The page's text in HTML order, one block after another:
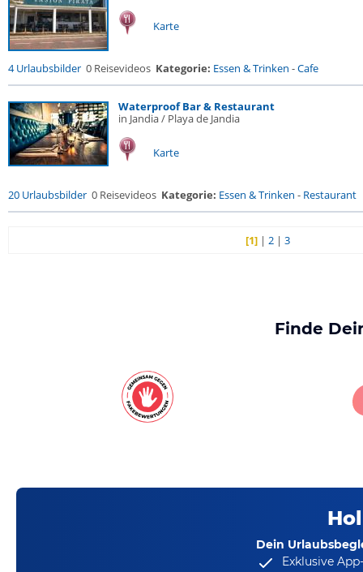
Karte
4 Urlaubsbilder 0 Reisevideos Kategorie: Essen & Trinken -Cafe
Waterproof Bar & Restaurant
in Jandia / Playa de Jandia
Karte
20 Urlaubsbilder 0 Reisevideos Kategorie: Essen & Trinken - Restaurant
[1] |2 |3
Finde
Dein
Exklusive